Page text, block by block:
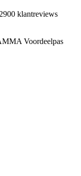
klantreviews
Voordeelpas